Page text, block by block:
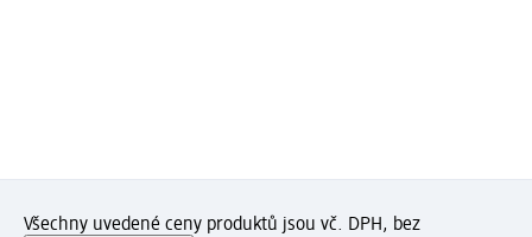
Všechny uvedené ceny produktů jsou vč. DPH, bez